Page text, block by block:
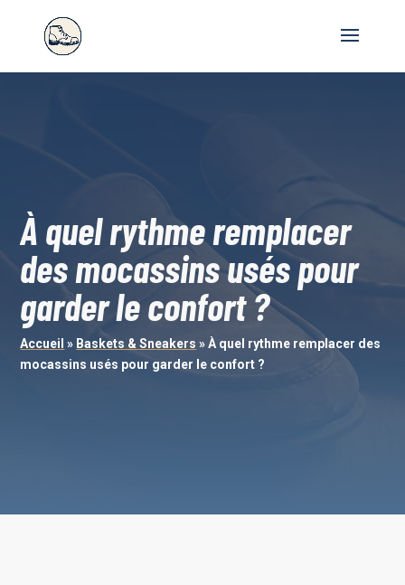
À quel rythme remplacer
des mocassins usés pour
garder le confort ?
Accueil » Baskets & Sneakers »À quel rythme remplacer des
mocassins usés pour garder le confort ?